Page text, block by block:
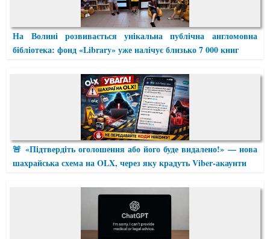
На Волині розвивається унікальна публічна англомовна
бібліотека: фонд «Library» уже налічує близько 7 000 книг
🚨 «Підтвердіть оголошення або його буде видалено!» — нова
шахрайська схема на OLX, через яку крадуть Viber-акаунти